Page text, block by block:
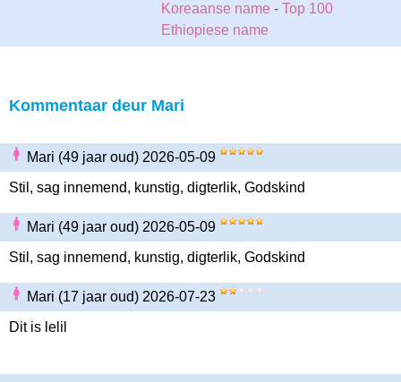
Koreaanse name - Top 100
Ethiopiese name
Kommentaar deur Mari
Mari (49 jaar oud) 2026-05-09
Stil, sag innemend, kunstig, digterlik, Godskind
Mari (49 jaar oud) 2026-05-09
Stil, sag innemend, kunstig, digterlik, Godskind
Mari (17 jaar oud) 2026-07-23
Dit is lelil